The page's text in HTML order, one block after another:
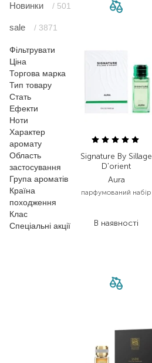
Новинки / 501
sale / 3871
Фільтрувати
Ціна
Торгова марка
Тип товару
Стать
Ефекти
Ноти
Характер
аромату
Область
застосування
Група ароматів
Країна
походження
Клас
Спеціальні акції
Signature By Sillage
D'orient
Aura
парфумований набір
В наявності